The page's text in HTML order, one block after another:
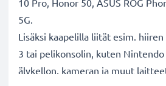
10 Pro, Honor 50, ASUS ROG
5G.
Lisäksi kaapelilla liität esim.
3 tai pelikonsolin, kuten
älykellon, kameran ja muut